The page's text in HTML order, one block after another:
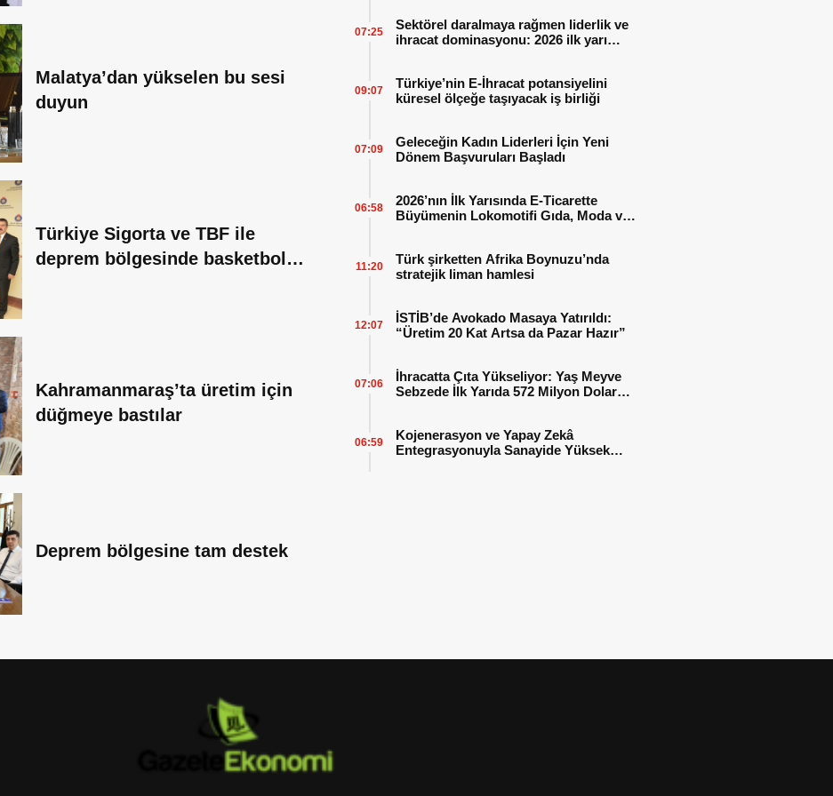
Malatya’dan yükselen bu sesi
duyun
Türkiye Sigorta ve TBF ile
deprem bölgesinde basketbol
Kahramanmaraş’ta üretim için
düğmeye bastılar
Deprem bölgesine tam destek
Sektörel daralmaya rağmen liderlik ve
ihracat dominasyonu: 2026 ilk yarı
07:25
Türkiye’nin E-İhracat potansiyelini
küresel ölçeğe taşıyacak iş birliği
09:07
Geleceğin Kadın Liderleri İçin Yeni
Dönem Başvuruları Başladı
07:09
2026’nın İlk Yarısında E-Ticarette
Büyümenin Lokomotifi Gıda, Moda ve
06:58
Türk şirketten Afrika Boynuzu’nda
stratejik liman hamlesi
11:20
İSTİB’de Avokado Masaya Yatırıldı:
“Üretim 20 Kat Artsa da Pazar Hazır”
12:07
İhracatta Çıta Yükseliyor: Yaş Meyve
Sebzede İlk Yarıda 572 Milyon Dolar
07:06
Kojenerasyon ve Yapay Zekâ
Entegrasyonuyla Sanayide Yüksek
06:59